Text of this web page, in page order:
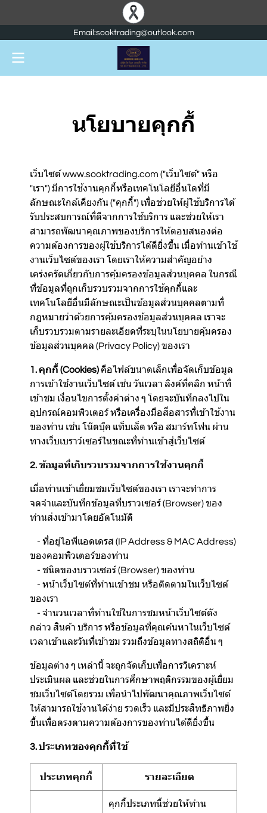
Email:sooktrading@outlook.com
นโยบายคุกกี้
เว็บไซต์ www.sooktrading.com ("เว็บไซต์" หรือ
"เรา") มีการใช้งานคุกกี้หรือเทคโนโลยีอื่นใดที่มี
ลักษณะใกล้เคียงกัน ("คุกกี้") เพื่อช่วยให้ผู้ใช้บริการได้
รับประสบการณ์ที่ดีจากการใช้บริการ และช่วยให้เรา
สามารถพัฒนาคุณภาพของบริการให้ตอบสนองต่อ
ความต้องการของผู้ใช้บริการได้ดียิ่งขึ้น เมื่อท่านเข้าใช้
งานเว็บไซต์ของเรา โดยเราให้ความสำคัญอย่าง
เคร่งครัดเกี่ยวกับการคุ้มครองข้อมูลส่วนบุคคล ในกรณี
ที่ข้อมูลที่ถูกเก็บรวบรวมจากการใช้คุกกี้และ
เทคโนโลยีอื่นมีลักษณะเป็นข้อมูลส่วนบุคคลตามที่
กฎหมายว่าด้วยการคุ้มครองข้อมูลส่วนบุคคล เราจะ
เก็บรวบรวมตามรายละเอียดที่ระบุในนโยบายคุ้มครอง
ข้อมูลส่วนบุคคล (Privacy Policy) ของเรา
1. คุกกี้ (Cookies) คือไฟล์ขนาดเล็กเพื่อจัดเก็บข้อมูล
การเข้าใช้งานเว็บไซต์ เช่น วันเวลา ลิงค์ที่คลิก หน้าที่
เข้าชม เงื่อนไขการตั้งค่าต่าง ๆ โดยจะบันทึกลงไปใน
อุปกรณ์คอมพิวเตอร์ หรือเครื่องมือสื่อสารที่เข้าใช้งาน
ของท่าน เช่น โน๊ตบุ๊ค แท็บเล็ต หรือ สมาร์ทโฟน ผ่าน
ทางเว็บเบราว์เซอร์ในขณะที่ท่านเข้าสู่เว็บไซต์
2. ข้อมูลที่เก็บรวบรวมจากการใช้งานคุกกี้
เมื่อท่านเข้าเยี่ยมชมเว็บไซต์ของเรา เราจะทำการ
จดจำและบันทึกข้อมูลที่บราวเซอร์ (Browser) ของ
ท่านส่งเข้ามาโดยอัตโนมัติ
- ที่อยู่ไอพีแอดเดรส (IP Address & MAC Address)
ของคอมพิวเตอร์ของท่าน
- ชนิดของบราวเซอร์ (Browser) ของท่าน
- หน้าเว็บไซต์ที่ท่านเข้าชม หรือติดตามในเว็บไซต์
ของเรา
- จำนวนเวลาที่ท่านใช้ในการชมหน้าเว็บไซต์ดัง
กล่าว สินค้า บริการ หรือข้อมูลที่คุณค้นหาในเว็บไซต์
เวลาเข้าและวันที่เข้าชม รวมถึงข้อมูลทางสถิติอื่น ๆ
ข้อมูลต่าง ๆ เหล่านี้ จะถูกจัดเก็บเพื่อการวิเคราะห์
ประเมินผล และช่วยในการศึกษาพฤติกรรมของผู้เยี่ยม
ชมเว็บไซต์โดยรวม เพื่อนำไปพัฒนาคุณภาพเว็บไซต์
ให้สามารถใช้งานได้ง่าย รวดเร็ว และมีประสิทธิภาพยิ่ง
ขึ้นเพื่อตรงตามความต้องการของท่านได้ดียิ่งขึ้น
3. ประเภทของคุกกี้ที่ใช้
ประเภทคุกกี้ รายละเอียด
คุกกี้ประเภทนี้ช่วยให้ท่าน